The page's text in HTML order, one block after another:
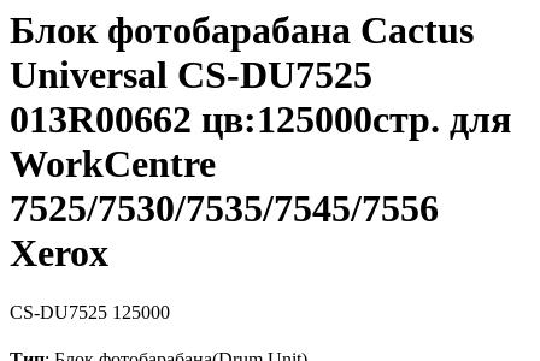
Блок фотобарабана Cactus
Universal CS-DU7525
013R00662 цв:125000стр. для
WorkCentre
7525/7530/7535/7545/7556
Xerox
CS-DU7525 125000